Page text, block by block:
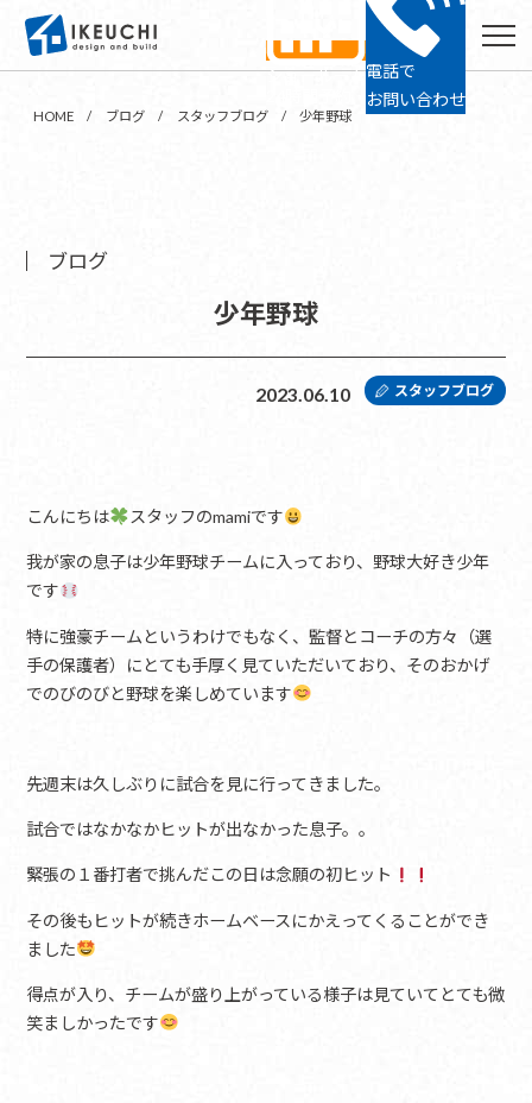
ショールーム電話で
お問い合わせ
HOME ブログ スタッフブログ 少年野球
ブログ
少年野球
2023.06.10 スタッフブログ
こんにちは スタッフのmamiです
我が家の息子は少年野球チームに入っており、野球大好き少年
です
特に強豪チームというわけでもなく、監督とコーチの方々（選
手の保護者）にとても手厚く見ていただいており、そのおかげ
でのびのびと野球を楽しめています
先週末は久しぶりに試合を見に行ってきました。
試合ではなかなかヒットが出なかった息子。。
緊張の１番打者で挑んだこの日は念願の初ヒット
その後もヒットが続きホームベースにかえってくることができ
ました
得点が入り、チームが盛り上がっている様子は見ていてとても微
笑ましかったです